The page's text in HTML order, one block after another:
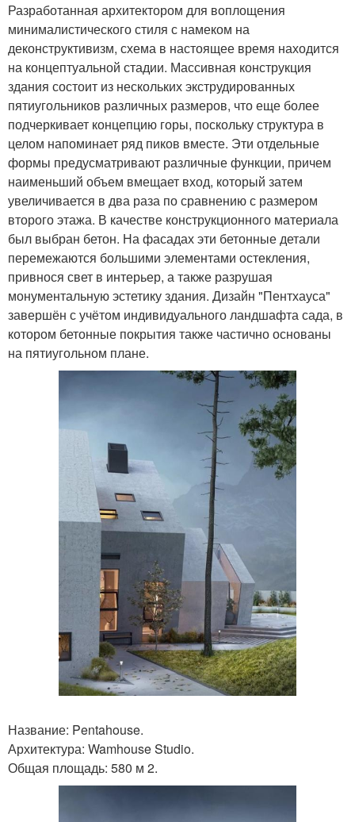
Разработанная архитектором для воплощения
минималистического стиля с намеком на
деконструктивизм, схема в настоящее время находится
на концептуальной стадии. Массивная конструкция
здания состоит из нескольких экструдированных
пятиугольников различных размеров, что еще более
подчеркивает концепцию горы, поскольку структура в
целом напоминает ряд пиков вместе. Эти отдельные
формы предусматривают различные функции, причем
наименьший объем вмещает вход, который затем
увеличивается в два раза по сравнению с размером
второго этажа. В качестве конструкционного материала
был выбран бетон. На фасадах эти бетонные детали
перемежаются большими элементами остекления,
привнося свет в интерьер, а также разрушая
монументальную эстетику здания. Дизайн "Пентхауса"
завершён с учётом индивидуального ландшафта сада, в
котором бетонные покрытия также частично основаны
на пятиугольном плане.
Название: Pentahouse.
Архитектура: Wamhouse Studio.
Общая площадь: 580 м 2.